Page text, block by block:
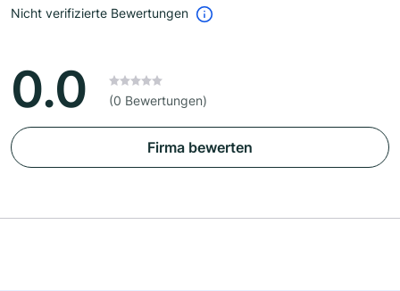
Nicht verifizierte Bewertungen
0.0 (0 Bewertungen)
Firma bewerten